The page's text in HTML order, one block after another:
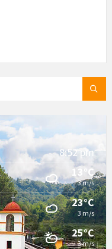
8:52 pm
13°C
3 m/s
23°C
3 m/s
25°C
3 m/s